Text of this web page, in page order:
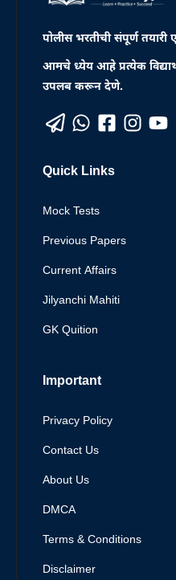
पोलीस भरतीची संपूर्ण तयारी
आमचे ध्येय आहे प्रत्येक
उपलब करून देणे.
Quick Links
Mock Tests
Previous Papers
Current Affairs
Jilyanchi Mahiti
GK Quition
Important
Privacy Policy
Contact Us
About Us
DMCA
Terms & Conditions
Disclaimer